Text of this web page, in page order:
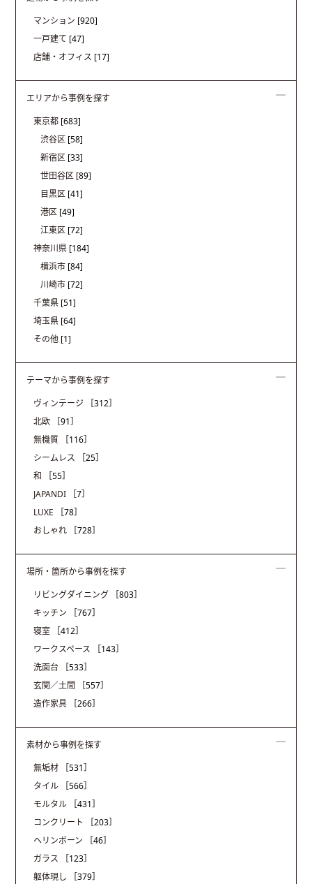
マンション [920]
一戸建て [47]
店舗・オフィス [17]
エリアから事例を探す
東京都 [683]
渋谷区 [58]
新宿区 [33]
世田谷区 [89]
目黒区 [41]
港区 [49]
江東区 [72]
神奈川県 [184]
横浜市 [84]
川崎市 [72]
千葉県 [51]
埼玉県 [64]
その他 [1]
テーマから事例を探す
ヴィンテージ
［312］
北欧
［91］
無機質
［116］
シームレス
［25］
和
［55］
JAPANDI
［7］
LUXE
［78］
おしゃれ
［728］
場所・箇所から事例を探す
リビングダイニング
［803］
キッチン
［767］
寝室
［412］
ワークスペース
［143］
洗面台
［533］
玄関／土間
［557］
造作家具
［266］
素材から事例を探す
無垢材
［531］
タイル
［566］
モルタル
［431］
コンクリート
［203］
ヘリンボーン
［46］
ガラス
［123］
躯体現し
［379］